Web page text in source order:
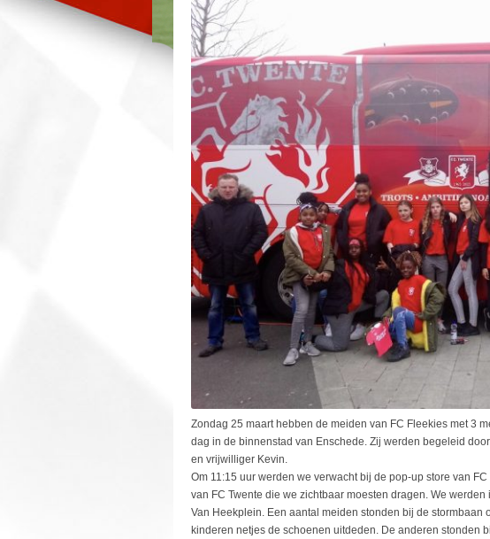
Zondag 25 maart hebben de meiden van FC Fleekies met 3
dag in de binnenstad van Enschede. Zij werden begeleid
en vrijwilliger Kevin.
Om 11:15 uur werden we verwacht bij de pop-up store van
van FC Twente die we zichtbaar moesten dragen. We
Van Heekplein. Een aantal meiden stonden bij de stormbaan
kinderen netjes de schoenen uitdeden. De anderen stonden